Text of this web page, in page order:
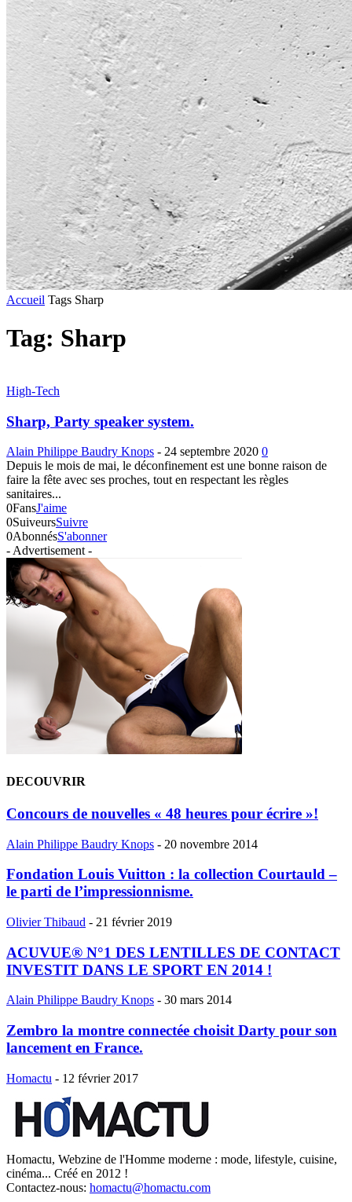
Accueil Tags Sharp
Tag: Sharp
High-Tech
Sharp, Party speaker system.
Alain Philippe Baudry Knops - 24 septembre 2020 0
Depuis le mois de mai, le déconfinement est une bonne raison de
faire la fête avec ses proches, tout en respectant les règles
sanitaires...
0FansJ'aime
0SuiveursSuivre
0AbonnésS'abonner
- Advertisement -
DECOUVRIR
Concours de nouvelles « 48 heures pour écrire »!
Alain Philippe Baudry Knops - 20 novembre 2014
Fondation Louis Vuitton : la collection Courtauld –
le parti de l’impressionnisme.
Olivier Thibaud - 21 février 2019
ACUVUE® N°1 DES LENTILLES DE CONTACT
INVESTIT DANS LE SPORT EN 2014 !
Alain Philippe Baudry Knops - 30 mars 2014
Zembro la montre connectée choisit Darty pour son
lancement en France.
Homactu - 12 février 2017
Homactu, Webzine de l'Homme moderne : mode, lifestyle, cuisine,
cinéma... Créé en 2012 !
Contactez-nous: homactu@homactu.com